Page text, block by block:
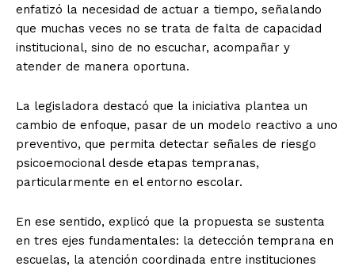
enfatizó la necesidad de actuar a tiempo, señalando
que muchas veces no se trata de falta de capacidad
institucional, sino de no escuchar, acompañar y
atender de manera oportuna.
La legisladora destacó que la iniciativa plantea un
cambio de enfoque, pasar de un modelo reactivo a uno
preventivo, que permita detectar señales de riesgo
psicoemocional desde etapas tempranas,
particularmente en el entorno escolar.
En ese sentido, explicó que la propuesta se sustenta
en tres ejes fundamentales: la detección temprana en
escuelas, la atención coordinada entre instituciones